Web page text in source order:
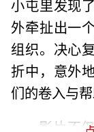
小屯里发现
外牵扯出一
组织。决心
折中，意外
们的卷入与帮
影片不